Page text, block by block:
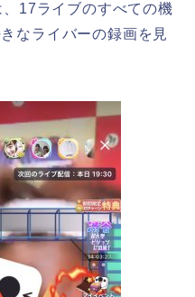
17ライブのすべての機
なライバーの録画を見